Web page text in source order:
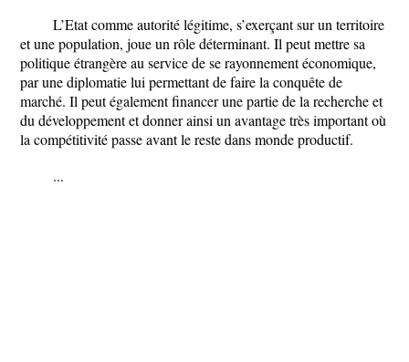
L’Etat comme autorité légitime, s’exerçant sur un territoire
et une population, joue un rôle déterminant. Il peut mettre sa
politique étrangère au service de se rayonnement économique,
par une diplomatie lui permettant de faire la conquête de
marché. Il peut également financer une partie de la recherche et
du développement et donner ainsi un avantage très important où
la compétitivité passe avant le reste dans monde productif.
...